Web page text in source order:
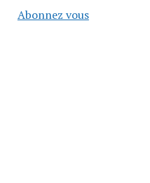
Abonnez vous